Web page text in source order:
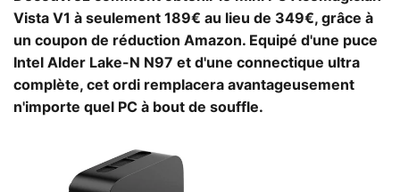
Vista V1 à seulement 189€ au lieu de 349€, grâce à
un coupon de réduction Amazon. Equipé d'une puce
Intel Alder Lake-N N97 et d'une connectique ultra
complète, cet ordi remplacera avantageusement
n'importe quel PC à bout de souffle.